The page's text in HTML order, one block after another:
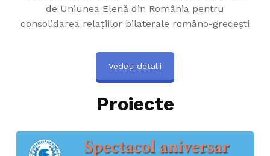
de Uniunea Elenă din România pentru
consolidarea relațiilor bilaterale româno-grecești
Vedeți detalii
Proiecte